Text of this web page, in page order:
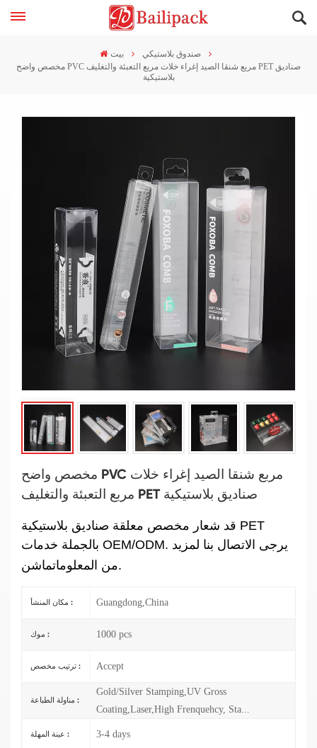
بيت
صندوق بلاستيكي
مخصص واضح PVC مربع شنقا الصيد إغراء خلات مربع التعبئة والتغليف PET صناديق
بلاستيكية
مخصص واضح PVC مربع شنقا الصيد إغراء خلات
مربع التعبئة والتغليف PET صناديق بلاستيكية
قد شعار مخصص معلقة صناديق بلاستيكية PET
بالجملة خدمات OEM/ODM. يرجى الاتصال بنا لمزيد
من المعلوماتماشن.
مكان المنشأ : Guangdong,China
موك : 1000 pcs
ترتيب مخصص : Accept
مناولة الطباعة :
Gold/Silver Stamping,UV Gross
Coating,Laser,High Frenquehcy, Sta...
عينة المهلة : 3-4 days